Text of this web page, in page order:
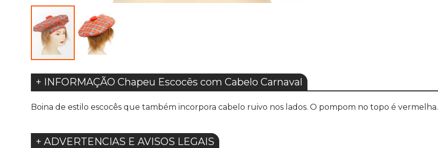
+ INFORMAÇÃO Chapeu Escocês com Cabelo Carnaval
Boina de estilo escocês que também incorpora cabelo ruivo nos lados. O pompom no topo é vermelha.
+ ADVERTENCIAS E AVISOS LEGAIS